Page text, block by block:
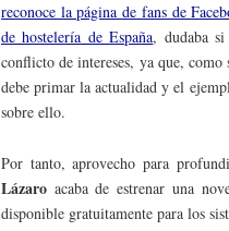
reconoce la página de fans de
de hostelería de España, dudaba
conflicto de intereses, ya que, como
debe primar la actualidad y el
sobre ello.
Por tanto, aprovecho para
Lázaro acaba de estrenar una
disponible gratuitamente para los